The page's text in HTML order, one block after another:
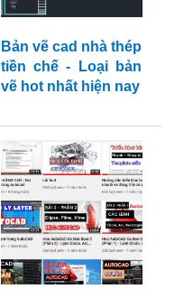
Bản vẽ cad nhà thép
tiền chế - Loại bản
vẽ hot nhất hiện nay